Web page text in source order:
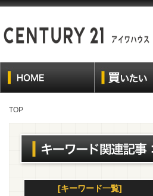
TOP
[キーワード一覧]